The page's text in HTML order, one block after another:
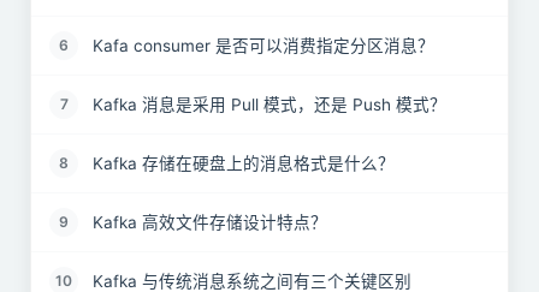
6 Kafa consumer 是否可以消费指定分区消息？
7 Kafka 消息是采用 Pull 模式，还是 Push 模式？
8 Kafka 存储在硬盘上的消息格式是什么？
9 Kafka 高效文件存储设计特点？
10 Kafka 与传统消息系统之间有三个关键区别